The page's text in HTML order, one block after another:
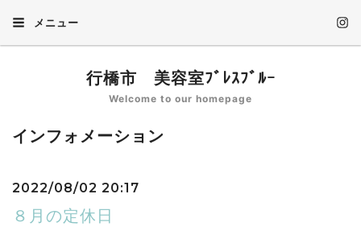
メニュー
行橋市 美容室ﾌﾞﾚｽﾌﾞﾙｰ
Welcome to our homepage
インフォメーション
2022/08/02 20:17
８月の定休日